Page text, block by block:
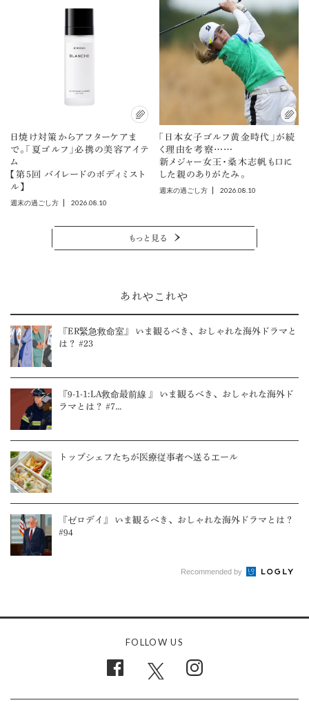
日焼け対策からアフターケアま
で。「夏ゴルフ」必携の美容アイテ
ム
【第5回 バイレードのボディミスト
ル】
週末の過ごし方 2026.08.10
「日本女子ゴルフ黄金時代」が続
く理由を考察……
新メジャー女王・桑木志帆も口に
した親のありがたみ。
週末の過ごし方 2026.08.10
もっと見る
あれやこれや
『ER緊急救命室』 いま観るべき、おしゃれな海外ドラマと
は？ #23
『9-1-1:LA救命最前線 』 いま観るべき、おしゃれな海外ド
ラマとは？ #7...
トップシェフたちが医療従事者へ送るエール
『ゼロデイ』 いま観るべき、おしゃれな海外ドラマとは？
#94
Recommended by
FOLLOW US